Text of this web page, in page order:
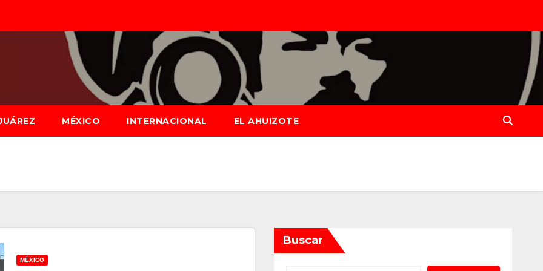
MÉXICO INTERNACIONAL EL AHUIZOTE
MÉXICO
Buscar